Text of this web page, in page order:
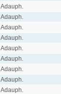
Adauph.
Adauph.
Adauph.
Adauph.
Adauph.
Adauph.
Adauph.
Adauph.
Adauph.